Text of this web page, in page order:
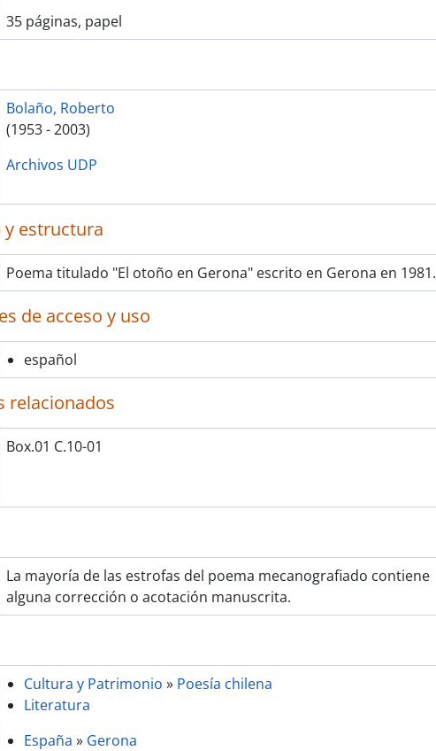
35 páginas, papel
Bolaño, Roberto
(1953 - 2003)
Archivos UDP
estructura
Poema titulado "El otoño en Gerona" escrito en Gerona en 1981.
de acceso y uso
español
relacionados
Box.01 C.10-01
La mayoría de las estrofas del poema mecanografiado contiene
alguna corrección o acotación manuscrita.
Cultura y Patrimonio » Poesía chilena
Literatura
España » Gerona